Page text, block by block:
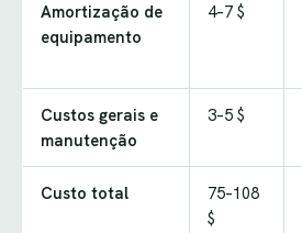
Amortização de
equipamento
4–7 $
Custos gerais e
manutenção
3–5 $
Custo total
75–108
$